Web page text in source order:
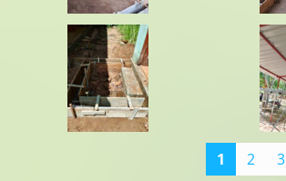
1 2 3